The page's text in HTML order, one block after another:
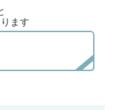
ます